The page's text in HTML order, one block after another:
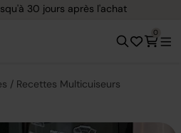
30 jours après l'achat
0
Recettes Multicuiseurs